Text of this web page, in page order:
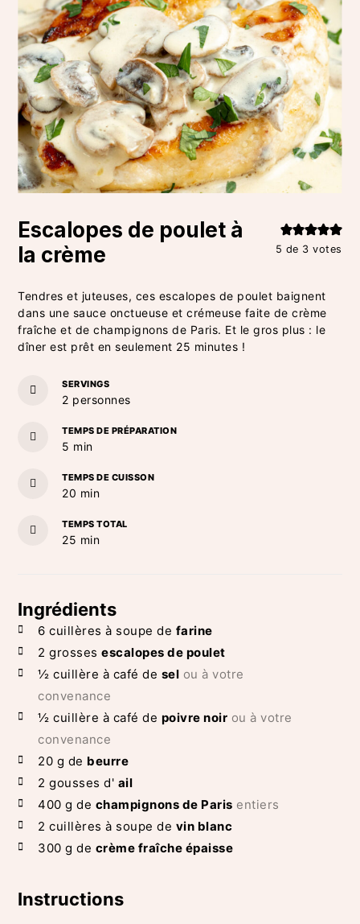
5 de 3 votes
Escalopes de poulet à
la crème
Tendres et juteuses, ces escalopes de poulet baignent
dans une sauce onctueuse et crémeuse faite de crème
fraîche et de champignons de Paris. Et le gros plus : le
dîner est prêt en seulement 25 minutes !
SERVINGS
2 personnes
TEMPS DE PRÉPARATION
5 minutes
min
TEMPS DE CUISSON
20 minutes
min
TEMPS TOTAL
25 minutes
min
Ingrédients
6 cuillères à soupe de farine
2 grosses escalopes de poulet
½ cuillère à café de sel ou à votre
convenance
½ cuillère à café de poivre noir ou à votre
convenance
20 g de beurre
2 gousses d' ail
400 g de champignons de Paris entiers
2 cuillères à soupe de vin blanc
300 g de crème fraîche épaisse
Instructions